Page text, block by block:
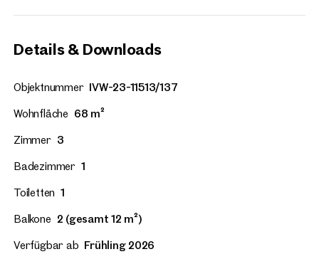
Details & Downloads
Objektnummer IVW-23-11513/137
Wohnfläche 68 m²
Zimmer 3
Badezimmer 1
Toiletten 1
Balkone 2 (gesamt 12 m²)
Verfügbar ab Frühling 2026